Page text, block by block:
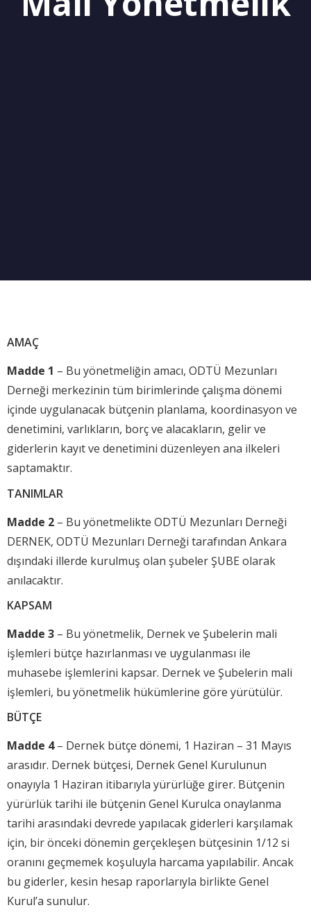
AMAÇ
Madde 1 – Bu yönetmeliğin amacı, ODTÜ Mezunları
Derneği merkezinin tüm birimlerinde çalışma dönemi
içinde uygulanacak bütçenin planlama, koordinasyon ve
denetimini, varlıkların, borç ve alacakların, gelir ve
giderlerin kayıt ve denetimini düzenleyen ana ilkeleri
saptamaktır.
TANIMLAR
Madde 2 – Bu yönetmelikte ODTÜ Mezunları Derneği
DERNEK, ODTÜ Mezunları Derneği tarafından Ankara
dışındaki illerde kurulmuş olan şubeler ŞUBE olarak
anılacaktır.
KAPSAM
Madde 3 – Bu yönetmelik, Dernek ve Şubelerin mali
işlemleri bütçe hazırlanması ve uygulanması ile
muhasebe işlemlerini kapsar. Dernek ve Şubelerin mali
işlemleri, bu yönetmelik hükümlerine göre yürütülür.
BÜTÇE
Madde 4– Dernek bütçe dönemi, 1 Haziran – 31 Mayıs
arasıdır. Dernek bütçesi, Dernek Genel Kurulunun
onayıyla 1 Haziran itibarıyla yürürlüğe girer. Bütçenin
yürürlük tarihi ile bütçenin Genel Kurulca onaylanma
tarihi arasındaki devrede yapılacak giderleri karşılamak
için, bir önceki dönemin gerçekleşen bütçesinin 1/12 si
oranını geçmemek koşuluyla harcama yapılabilir. Ancak
bu giderler, kesin hesap raporlarıyla birlikte Genel
Kurul’a sunulur.